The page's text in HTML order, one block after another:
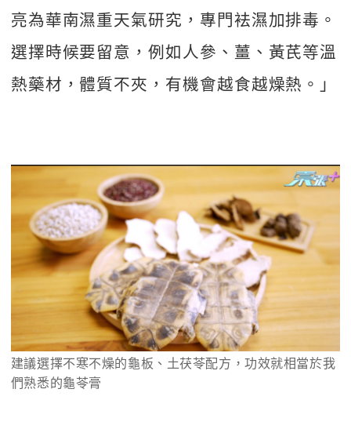
亮為華南濕重天氣研究，專門袪濕加排毒。
選擇時候要留意，例如人參、薑、黃芪等溫
熱藥材，體質不夾，有機會越食越燥熱。」
建議選擇不寒不燥的龜板、土茯苓配方，功效就相當於我
們熟悉的龜苓膏